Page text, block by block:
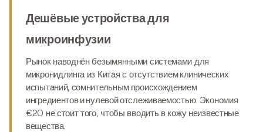
Дешёвые устройства для
микроинфузии
Рынок наводнён безымянными системами для
микронидлинга из Китая с отсутствием клинических
испытаний, сомнительным происхождением
ингредиентов и нулевой отслеживаемостью. Экономия
€20 не стоит того, чтобы вводить в кожу неизвестные
вещества.